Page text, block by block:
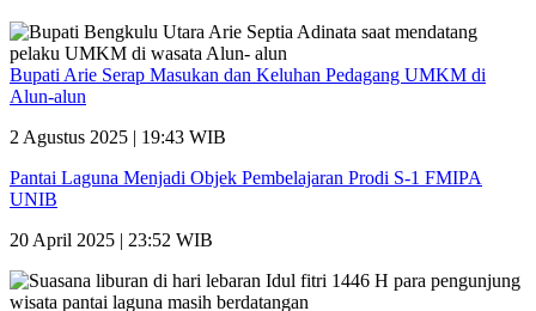
Bupati Arie Serap Masukan dan Keluhan Pedagang UMKM di
Alun-alun
2 Agustus 2025 | 19:43 WIB
Pantai Laguna Menjadi Objek Pembelajaran Prodi S-1 FMIPA
UNIB
20 April 2025 | 23:52 WIB